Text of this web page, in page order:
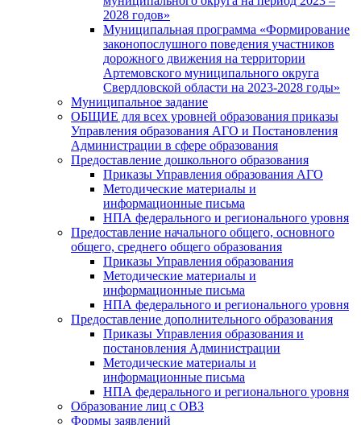
2028 годов»
Муниципальная программа «Формирование
законопослушного поведения участников
дорожного движения на территории
Артемовского муниципального округа
Свердловской области на 2023-2028 годы»
Муниципальное задание
ОБЩИЕ для всех уровней образования приказы
Управления образования АГО и Постановления
Администрации в сфере образования
Предоставление дошкольного образования
Приказы Управления образования АГО
Методические материалы и
информационные письма
НПА федерального и регионального уровня
Предоставление начального общего, основного
общего, среднего общего образования
Приказы Управления образования
Методические материалы и
информационные письма
НПА федерального и регионального уровня
Предоставление дополнительного образования
Приказы Управления образования и
постановления Администрации
Методические материалы и
информационные письма
НПА федерального и регионального уровня
Образование лиц с ОВЗ
Формы заявлений